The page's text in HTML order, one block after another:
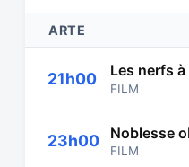
ARTE
21h00 Les nerfs
FILM
23h00 Noblesse
FILM